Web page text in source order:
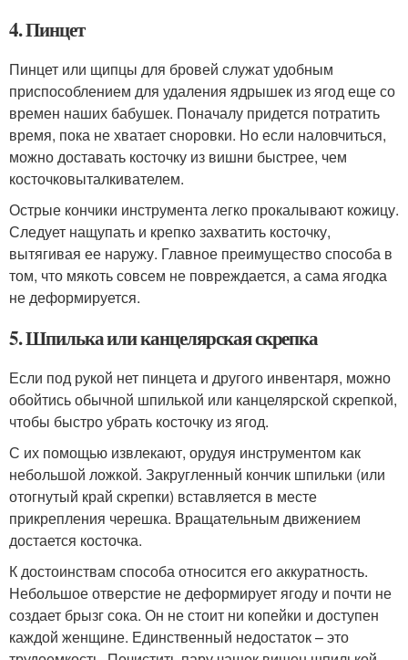
4. Пинцет
Пинцет или щипцы для бровей служат удобным
приспособлением для удаления ядрышек из ягод еще со
времен наших бабушек. Поначалу придется потратить
время, пока не хватает сноровки. Но если наловчиться,
можно доставать косточку из вишни быстрее, чем
косточковыталкивателем.
Острые кончики инструмента легко прокалывают кожицу.
Следует нащупать и крепко захватить косточку,
вытягивая ее наружу. Главное преимущество способа в
том, что мякоть совсем не повреждается, а сама ягодка
не деформируется.
5. Шпилька или канцелярская скрепка
Если под рукой нет пинцета и другого инвентаря, можно
обойтись обычной шпилькой или канцелярской скрепкой,
чтобы быстро убрать косточку из ягод.
С их помощью извлекают, орудуя инструментом как
небольшой ложкой. Закругленный кончик шпильки (или
отогнутый край скрепки) вставляется в месте
прикрепления черешка. Вращательным движением
достается косточка.
К достоинствам способа относится его аккуратность.
Небольшое отверстие не деформирует ягоду и почти не
создает брызг сока. Он не стоит ни копейки и доступен
каждой женщине. Единственный недостаток – это